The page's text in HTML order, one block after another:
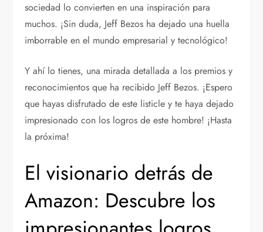
sociedad lo convierten en una inspiración para
muchos. ¡Sin duda, Jeff Bezos ha dejado una huella
imborrable en el mundo empresarial y tecnológico!
Y ahí lo tienes, una mirada detallada a los premios y
reconocimientos que ha recibido Jeff Bezos. ¡Espero
que hayas disfrutado de este listicle y te haya dejado
impresionado con los logros de este hombre! ¡Hasta
la próxima!
El visionario detrás de
Amazon: Descubre los